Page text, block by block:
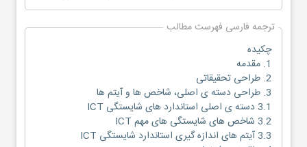
ترجمه فارسی فهرست مطالب
چکیده
1. مقدمه
2. طراحی تحقیقاتی
3. طراحی دسته ی اصلی، شاخص ها و آیتم ها
3.1 دسته ی اصلی استاندارد های شایستگی ICT
3.2 شاخص های شایستگی های مهم ICT
3.3 آیتم های اندازه گیری استاندارد شایستگی ICT